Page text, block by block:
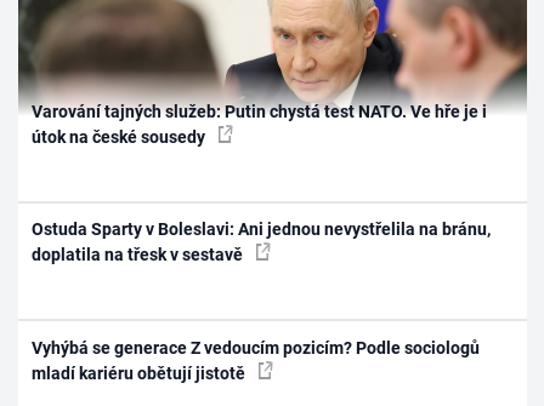
Varování tajných služeb: Putin chystá test NATO. Ve hře je i
útok na české sousedy
Ostuda Sparty v Boleslavi: Ani jednou nevystřelila na bránu,
doplatila na třesk v sestavě
Vyhýbá se generace Z vedoucím pozicím? Podle sociologů
mladí kariéru obětují jistotě